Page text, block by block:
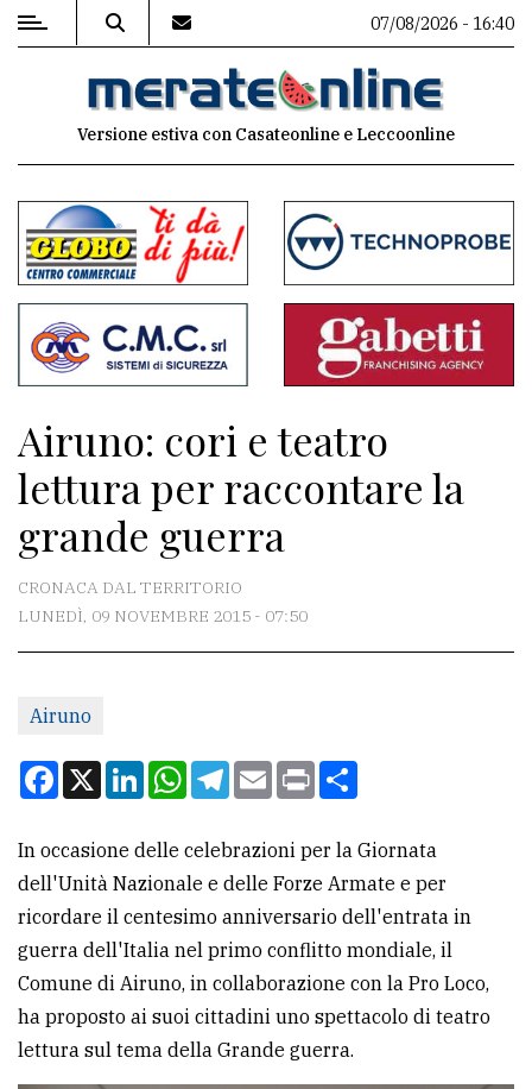
MENU
commenti
Contenuti
del
sito
Associazioni
Meteo
CONTATTI
Scrivici
Per
la
pubblicità
CERCA
Cerca
per
comune
07/08/2026 - 16:40
Versione estiva con Casateonline e Leccoonline
Airuno: cori e teatro
lettura per raccontare la
grande guerra
CRONACA DAL TERRITORIO
LUNEDÌ, 09 NOVEMBRE 2015 - 07:50
Airuno
Facebook
X LinkedInWhatsApp
Telegram
EmailPrint
In occasione delle celebrazioni per la Giornata
dell'Unità Nazionale e delle Forze Armate e per
ricordare il centesimo anniversario dell'entrata in
guerra dell'Italia nel primo conflitto mondiale, il
Comune di Airuno, in collaborazione con la Pro Loco,
ha proposto ai suoi cittadini uno spettacolo di teatro
lettura sul tema della Grande guerra.